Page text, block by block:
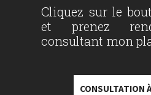
Cliquez sur le
et prenez
consultant mon
CONSULTATION